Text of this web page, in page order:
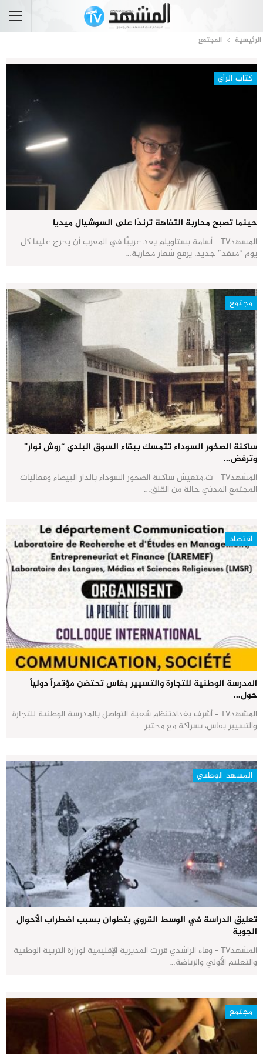
الرئيسية المجتمع
كتاب الرأي
حينما تصبح محاربة التفاهة ترندًا على السوشيال ميديا
المشهدTV - أسامة بشتاويلم يعد غريبًا في المغرب أن يخرج علينا كل
يوم “منقذ” جديد، يرفع شعار محاربة…
مجتمع
ساكنة الصخور السوداء تتمسك ببقاء السوق البلدي “روش نوار”
وترفض…
المشهدTV - ت.متعيش ساكنة الصخور السوداء بالدار البيضاء وفعاليات
المجتمع المدني حالة من القلق…
اقتصاد
المدرسة الوطنية للتجارة والتسيير بفاس تحتضن مؤتمراً دولياً
حول…
المشهدTV - أشرف بغدادتنظم شعبة التواصل بالمدرسة الوطنية للتجارة
والتسيير بفاس، بشراكة مع مختبر…
المشهد الوطني
تعليق الدراسة في الوسط القروي بتطوان بسبب اضطراب الأحوال
الجوية
المشهدTV - وفاء الراشدي قررت المديرية الإقليمية لوزارة التربية الوطنية
والتعليم الأولي والرياضة…
مجتمع